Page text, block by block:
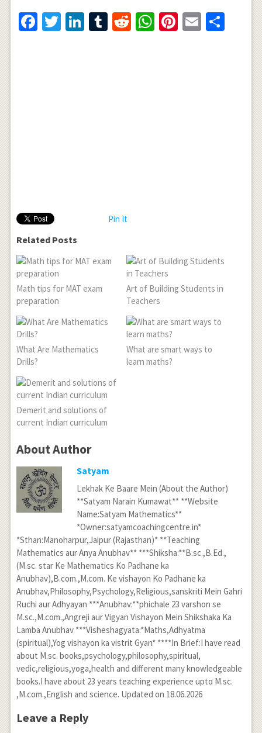
Facebook
Twitter
LinkedIn
Tumblr
RedditWhatsApp
Pinterest
Email
Pin It
Related Posts
Math tips for MAT exam
preparation
Art of Building Students in
Teachers
What Are Mathematics
Drills?
What are smart ways to
learn maths?
Demerit and solutions of
current Indian curriculum
About Author
Satyam
Lekhak Ke Baare Mein (About the Author)
**Satyam Narain Kumawat** **Website
Name:Satyam Mathematics**
*Owner:satyamcoachingcentre.in*
*Sthan:Manoharpur,Jaipur (Rajasthan)* **Teaching
Mathematics aur Anya Anubhav** ***Shiksha:**B.sc.,B.Ed.,
(M.sc. star Ke Mathematics Ko Padhane ka
Anubhav),B.com.,M.com. Ke vishayon Ko Padhane ka
Anubhav,Philosophy,Psychology,Religious,sanskriti Mein Gahri
Ruchi aur Adhyayan ***Anubhav:**phichale 23 varshon se
M.sc.,M.com.,Angreji aur Vigyan Vishayon Mein Shikshaka Ka
Lamba Anubhav ***Visheshagyata:*Maths,Adhyatma
(spiritual),Yog vishayon ka vistrit Gyan* ****In Brief:I have read
about M.sc. books,psychology,philosophy,spiritual,
vedic,religious,yoga,health and different many knowledgeable
books.I have about 23 years teaching experience upto M.sc.
,M.com.,English and science. Updated on 18.06.2026
Leave a Reply